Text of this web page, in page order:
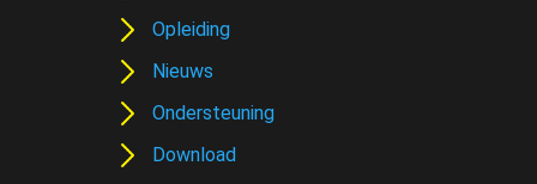
Opleiding
Nieuws
Ondersteuning
Download